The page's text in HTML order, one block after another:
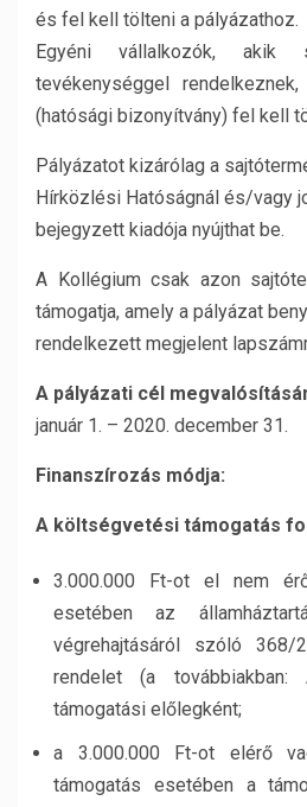
és fel kell tölteni a pályázathoz.
Egyéni vállalkozók, akik
tevékenységgel
(hatósági bizonyítvány) fel kell
Pályázatot kizárólag a
Hírközlési Hatóságnál és/vagy
bejegyzett kiadója nyújthat be.
A Kollégium csak azon
támogatja, amely a pályázat
rendelkezett megjelent
A pályázati cél
január 1. – 2020. december 31.
Finanszírozás módja:
A költségvetési támogatás
3.000.000 Ft-ot el nem
esetében az
végrehajtásáról szóló 368/
rendelet (a
támogatási előlegként;
a 3.000.000 Ft-ot elérő
támogatás esetében a